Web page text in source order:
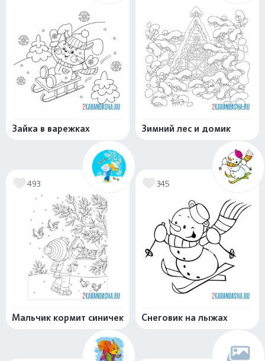
Зайка в варежках Зимний лес и домик
493
Мальчик кормит синичек
345
Снеговик на лыжах